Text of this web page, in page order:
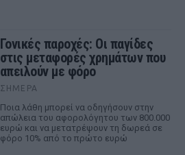
Γονικές παροχές: Οι παγίδες
στις μεταφορές χρημάτων που
απειλούν με φόρο
ΣΉΜΕΡΑ
Ποια λάθη μπορεί να οδηγήσουν στην
απώλεια του αφορολόγητου των 800.000
ευρώ και να μετατρέψουν τη δωρεά σε
φόρο 10% από το πρώτο ευρώ